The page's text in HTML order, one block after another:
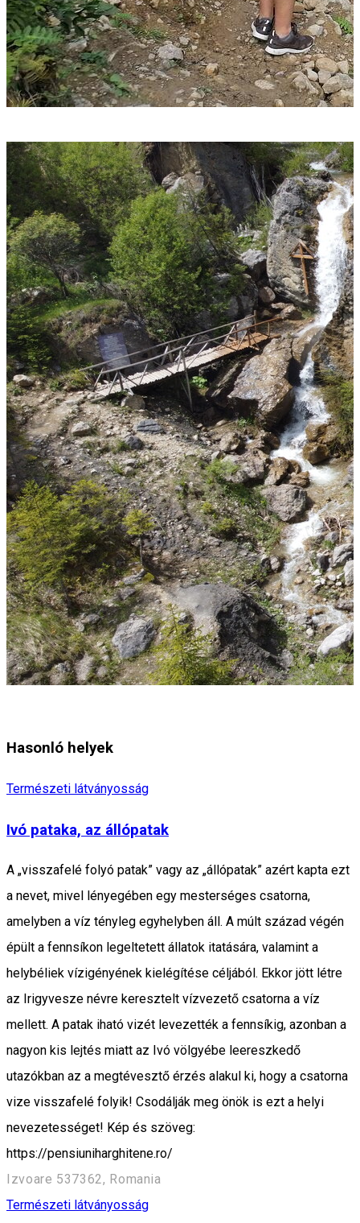
Hasonló helyek
Természeti látványosság
Ivó pataka, az állópatak
A „visszafelé folyó patak” vagy az „állópatak” azért kapta ezt
a nevet, mivel lényegében egy mesterséges csatorna,
amelyben a víz tényleg egyhelyben áll. A múlt század végén
épült a fennsíkon legeltetett állatok itatására, valamint a
helybéliek vízigényének kielégítése céljából. Ekkor jött létre
az Irigyvesze névre keresztelt vízvezető csatorna a víz
mellett. A patak iható vizét levezették a fennsíkig, azonban a
nagyon kis lejtés miatt az Ivó völgyébe leereszkedő
utazókban az a megtévesztő érzés alakul ki, hogy a csatorna
vize visszafelé folyik! Csodálják meg önök is ezt a helyi
nevezetességet! Kép és szöveg:
https://pensiuniharghitene.ro/
Izvoare 537362, Romania
Természeti látványosság